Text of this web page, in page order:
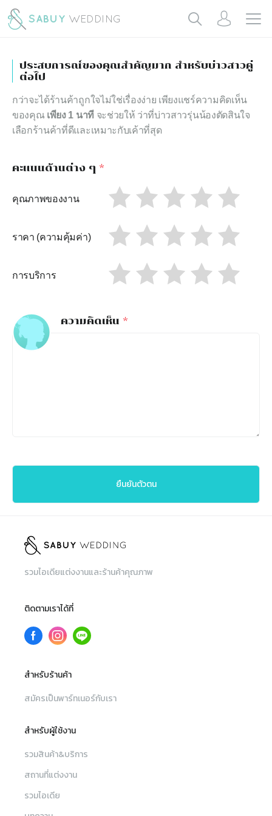
ประสบการณ์ของคุณสำคัญมาก สำหรับบ่าวสาวคู่
ต่อไป
กว่าจะได้ร้านค้าถูกใจไม่ใช่เรื่องง่าย เพียงแชร์ความคิดเห็น
ของคุณ เพียง 1 นาที จะช่วยให้ ว่าที่บ่าวสาวรุ่นน้องตัดสินใจ
เลือกร้านค้าที่ดีและเหมาะกับเค้าที่สุด
คะแนนด้านต่าง ๆ *
คุณภาพของงาน
ราคา (ความคุ้มค่า)
การบริการ
ความคิดเห็น *
ยืนยันตัวตน
รวมไอเดียแต่งงานและร้านค้าคุณภาพ
ติดตามเราได้ที่
สำหรับร้านค้า
สมัครเป็นพาร์ทเนอร์กับเรา
สำหรับผู้ใช้งาน
รวมสินค้า&บริการ
สถานที่แต่งงาน
รวมไอเดีย